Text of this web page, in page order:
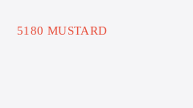
5180 MUSTARD